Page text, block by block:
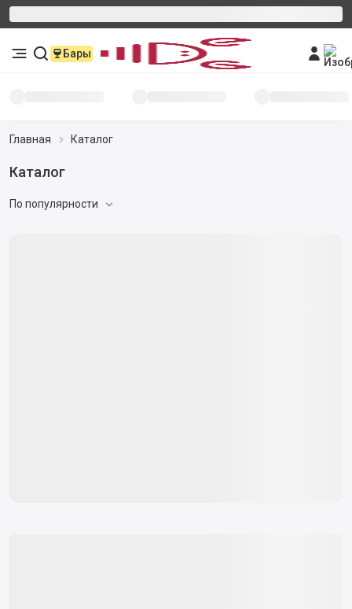
Бары
Главная Каталог
Каталог
По популярности